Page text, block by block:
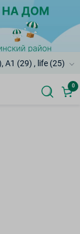
A1 (29) , life (25)
0